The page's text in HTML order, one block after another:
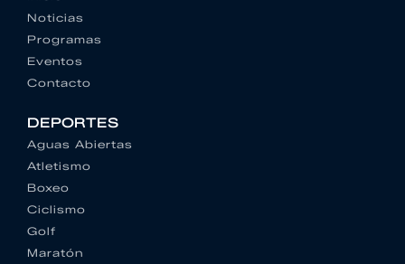
Noticias
Programas
Eventos
Contacto
DEPORTES
Aguas Abiertas
Atletismo
Boxeo
Ciclismo
Golf
Maratón